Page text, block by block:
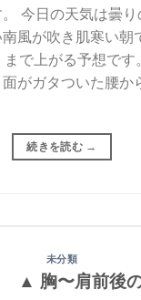
今日の天気は曇
風が吹き肌寒い朝
で上がる予想です
がガタついた腰か
続きを読む →
未分類
▲ 胸〜肩前後の